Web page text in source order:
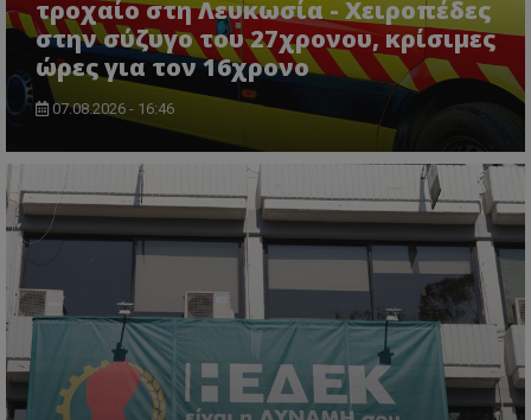
τροχαίο στη Λευκωσία - Χειροπέδες
στην σύζυγο του 27χρονου, κρίσιμες
ώρες για τον 16χρονο
07.08.2026 - 16:46